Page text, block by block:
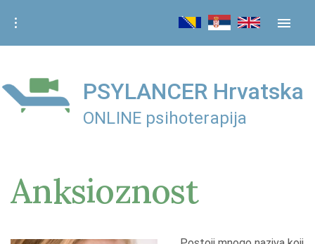
i
t
PSYLANCER Hrvatska
ONLINE psihoterapija
Anksioznost